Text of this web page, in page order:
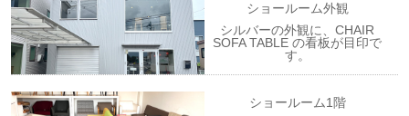
ショールーム外観
シルバーの外観に、CHAIR
SOFA TABLE の看板が目印で
す。
ショールーム1階